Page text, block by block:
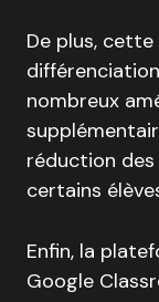
De plus,
nombreux
réduction
certains
Enfin, la
Google